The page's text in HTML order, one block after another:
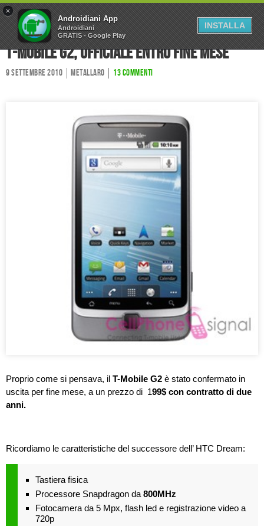
Home Forum
Chi Siamo
Collabora
Contatti
T-Mobile G2, ufficiale entro fine mese
9 Settembre 2010 Metallaro 13 commenti
Proprio come si pensava, il T-Mobile G2 è stato confermato in
uscita per fine mese, a un prezzo di 199$ con contratto di due
anni.
Ricordiamo le caratteristiche del successore dell’ HTC Dream:
Tastiera fisica
Processore Snapdragon da 800MHz
Fotocamera da 5 Mpx, flash led e registrazione video a
720p
×
Androidiani App
Androidiani
GRATIS - Google Play
INSTALLA